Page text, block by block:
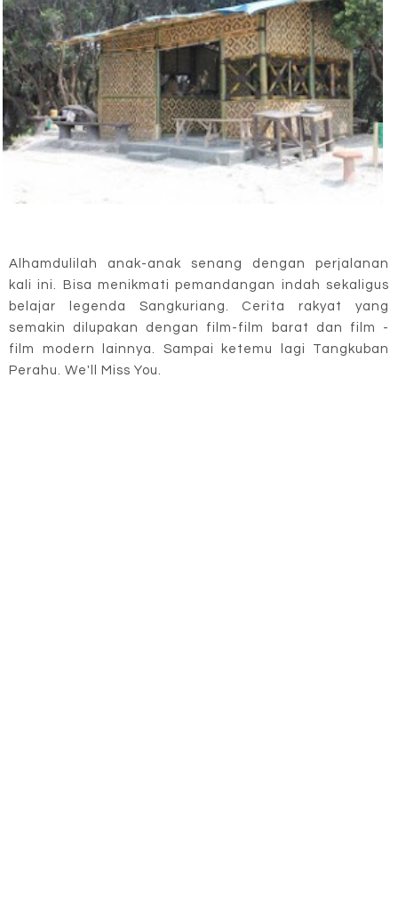
Alhamdulilah anak-anak senang dengan perjalanan
kali ini. Bisa menikmati pemandangan indah sekaligus
belajar legenda Sangkuriang. Cerita rakyat yang
semakin dilupakan dengan film-film barat dan film -
film modern lainnya. Sampai ketemu lagi Tangkuban
Perahu. We'll Miss You.